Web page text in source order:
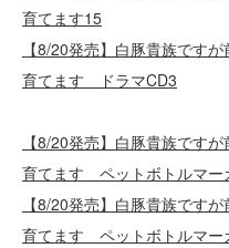
育てます15
【8/20発売】白豚貴族です
育てます ドラマCD3
【8/20発売】白豚貴族です
育てます ペットボトルマー
【8/20発売】白豚貴族です
育てます ペットボトルマー